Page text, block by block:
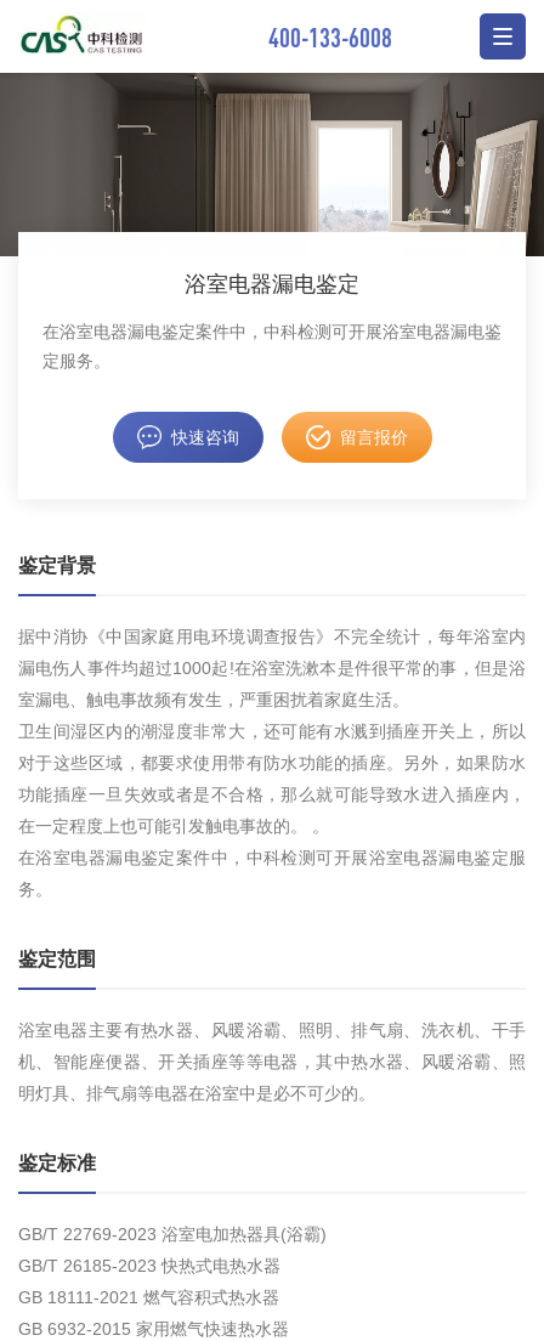
400-133-6008
浴室电器漏电鉴定
在浴室电器漏电鉴定案件中，中科检测可开展浴室电器漏电鉴
定服务。
快速咨询 留言报价
鉴定背景
据中消协《中国家庭用电环境调查报告》不完全统计，每年浴室内
漏电伤人事件均超过1000起!在浴室洗漱本是件很平常的事，但是浴
室漏电、触电事故频有发生，严重困扰着家庭生活。
卫生间湿区内的潮湿度非常大，还可能有水溅到插座开关上，所以
对于这些区域，都要求使用带有防水功能的插座。另外，如果防水
功能插座一旦失效或者是不合格，那么就可能导致水进入插座内，
在一定程度上也可能引发触电事故的。 。
在浴室电器漏电鉴定案件中，中科检测可开展浴室电器漏电鉴定服
务。
鉴定范围
浴室电器主要有热水器、风暖浴霸、照明、排气扇、洗衣机、干手
机、智能座便器、开关插座等等电器，其中热水器、风暖浴霸、照
明灯具、排气扇等电器在浴室中是必不可少的。
鉴定标准
GB/T 22769-2023 浴室电加热器具(浴霸)
GB/T 26185-2023 快热式电热水器
GB 18111-2021 燃气容积式热水器
GB 6932-2015 家用燃气快速热水器